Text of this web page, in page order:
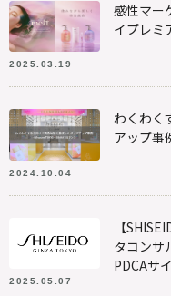
2025.03.19
感性マー
イプレミ
2024.10.04
わくわく
アップ事
2025.05.07
【
タコンサ
PDCAサ